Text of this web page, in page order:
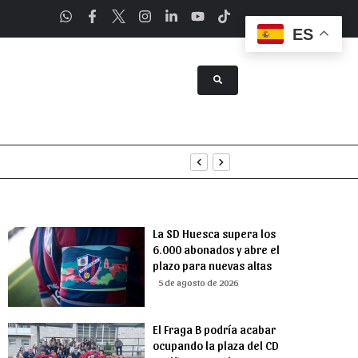
La SD Huesca supera los
6.000 abonados y abre el
plazo para nuevas altas
5 de agosto de 2026
El Fraga B podría acabar
ocupando la plaza del CD
ES